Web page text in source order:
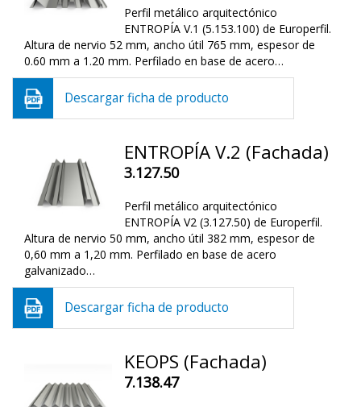
Perfil metálico arquitectónico
ENTROPÍA V.1 (5.153.100) de Europerfil.
Altura de nervio 52 mm, ancho útil 765 mm, espesor de
0.60 mm a 1.20 mm. Perfilado en base de acero…
Descargar ficha de producto
ENTROPÍA V.2 (Fachada)
3.127.50
Perfil metálico arquitectónico
ENTROPÍA V2 (3.127.50) de Europerfil.
Altura de nervio 50 mm, ancho útil 382 mm, espesor de
0,60 mm a 1,20 mm. Perfilado en base de acero
galvanizado…
Descargar ficha de producto
KEOPS (Fachada)
7.138.47